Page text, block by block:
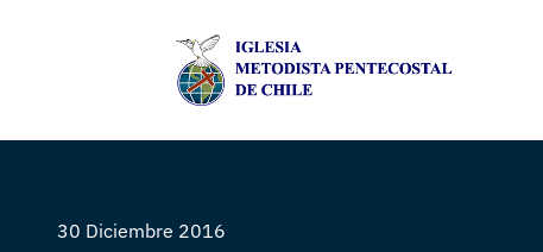
30 Diciembre 2016